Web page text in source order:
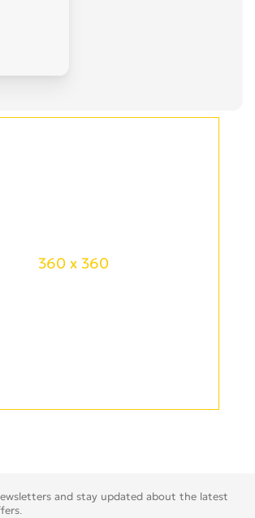
360 x 360
and stay updated about the latest